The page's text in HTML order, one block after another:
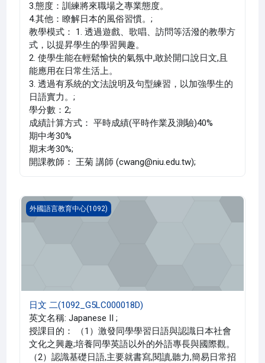
3.態度：訓練將來職場之專業態度。
4.其他：瞭解日本的風俗習慣。;
教學模式： 1. 透過遊戲、歌唱、訪問等活潑的教學方
式，以提昇學生的學習興趣。
2. 使學生能在輕鬆愉快的氣氛中,敢於開口說日文,且
能應用在日常生活上。
3. 透過有系統的文法說明及句型練習，以加強學生的
日語實力。;
學分數：2;
成績計算方式： 平時成績(平時作業及測驗)40%
期中考30%
期末考30%;
開課教師： 王菊 講師 (cwang@niu.edu.tw);
日文 二(1092_G5LC000018D)
外國語言教育中心(1092)
日文 二(1092_G5LC000018D)
英文名稱: Japanese II ;
授課目的： （1）激發同學學習日語與認識日本社會
文化之興趣;培養同學英語以外的外語專長與國際觀。
（2）認識基礎日語,主要就書寫,閱讀,聽力,簡易日常招